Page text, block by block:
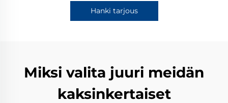
Hanki tarjous
Miksi valita juuri meidän
kaksinkertaiset